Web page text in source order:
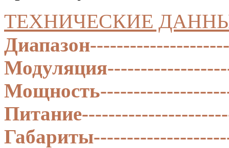
ТЕХНИЧЕСКИЕ